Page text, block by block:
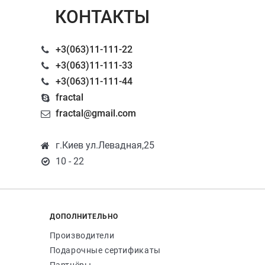
КОНТАКТЫ
+3(063)11-111-22
+3(063)11-111-33
+3(063)11-111-44
fractal
fractal@gmail.com
г.Киев ул.Левадная,25
10 - 22
ДОПОЛНИТЕЛЬНО
Производители
Подарочные сертификаты